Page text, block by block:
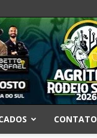
CONTATO